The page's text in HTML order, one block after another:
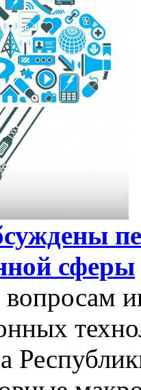
сферы